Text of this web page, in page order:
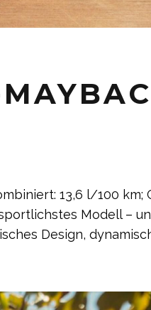
13,6 l/100 km;
Modell –
Design,